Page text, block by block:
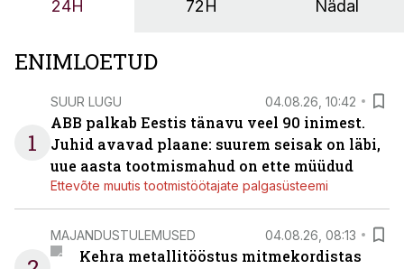
24H 72H Nädal
ENIMLOETUD
1
SUUR LUGU 04.08.26, 10:42
ABB palkab Eestis tänavu veel 90 inimest.
Juhid avavad plaane: suurem seisak on läbi,
uue aasta tootmismahud on ette müüdud
Ettevõte muutis tootmistöötajate palgasüsteemi
MAJANDUSTULEMUSED 04.08.26, 08:13
Kehra metallitööstus mitmekordistas